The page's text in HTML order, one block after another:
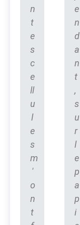
n
t
e
s
c
e
ll
u
l
e
s
m
'
o
n
t
e
n
d
a
n
t
,
s
u
r
l
e
p
a
p
i